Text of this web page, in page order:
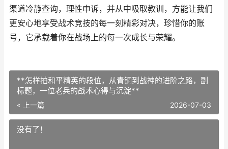
渠道冷静查询，理性申诉，并从中吸取教训，方能让我们
更安心地享受战术竞技的每一刻精彩对决，珍惜你的账
号，它承载着你在战场上的每一次成长与荣耀。
**怎样拍和平精英的段位，从青铜到战神的进阶之路，副
标题，一位老兵的战术心得与沉淀**
« 上一篇 2026-07-03
没有了！